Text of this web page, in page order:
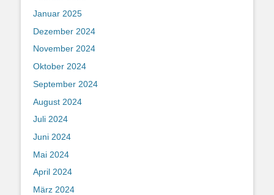
Januar 2025
Dezember 2024
November 2024
Oktober 2024
September 2024
August 2024
Juli 2024
Juni 2024
Mai 2024
April 2024
März 2024